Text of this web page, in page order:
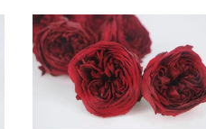
zzgl.
MwSt
(VAT/IVA
excl.)